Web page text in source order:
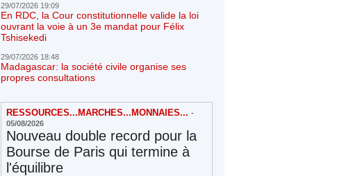
29/07/2026 19:09
En RDC, la Cour constitutionnelle valide la loi
ouvrant la voie à un 3e mandat pour Félix
Tshisekedi
29/07/2026 18:48
Madagascar: la société civile organise ses
propres consultations
RESSOURCES...MARCHES...MONNAIES... -
05/08/2026
Nouveau double record pour la
Bourse de Paris qui termine à
l'équilibre